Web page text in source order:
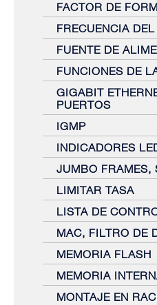
FACTOR DE
FRECUENCIA
FUENTE DE
FUNCIONES DE
GIGABIT
PUERTOS
IGMP
INDICADORES
JUMBO FRAMES,
LIMITAR TASA
LISTA DE
MAC, FILTRO DE
MEMORIA FLASH
MEMORIA
MONTAJE EN